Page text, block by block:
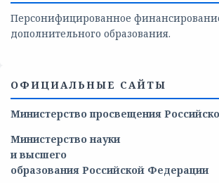
Персонифицированное
дополнительного образования.
ОФИЦИАЛЬНЫЕ САЙТЫ
Министерство просвещения
Министерство науки
и высшего
образования Российской Федерации